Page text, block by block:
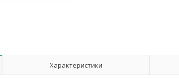
Характеристики